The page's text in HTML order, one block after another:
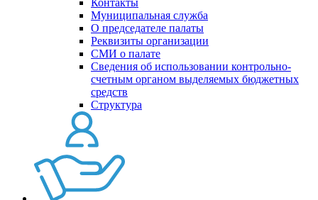
Контакты
Муниципальная служба
О председателе палаты
Реквизиты организации
СМИ о палате
Сведения об использовании контрольно-
счетным органом выделяемых бюджетных
средств
Структура